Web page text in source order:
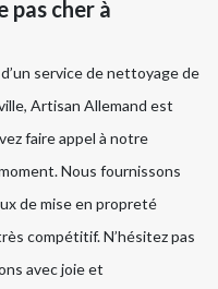
cher à
service de nettoyage de
Artisan Allemand est
faire appel à notre
Nous fournissons
de mise en propreté
compétitif. N’hésitez pas
avec joie et